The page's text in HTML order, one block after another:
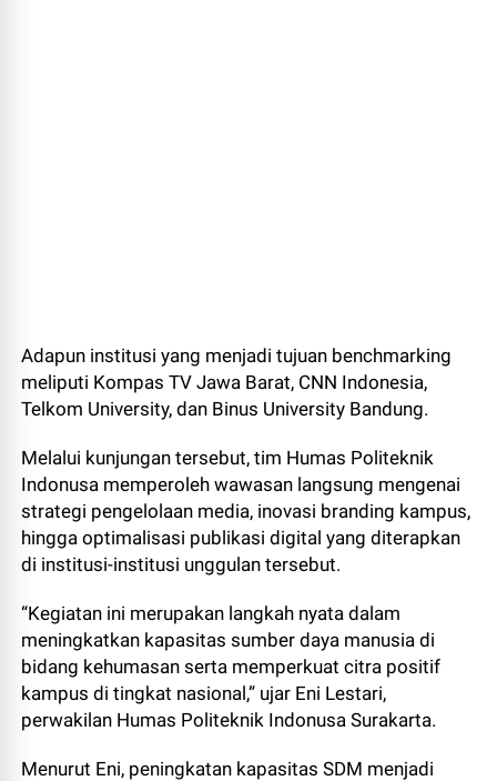
Adapun institusi yang menjadi tujuan benchmarking
meliputi Kompas TV Jawa Barat, CNN Indonesia,
Telkom University, dan Binus University Bandung.
Melalui kunjungan tersebut, tim Humas Politeknik
Indonusa memperoleh wawasan langsung mengenai
strategi pengelolaan media, inovasi branding kampus,
hingga optimalisasi publikasi digital yang diterapkan
di institusi-institusi unggulan tersebut.
“Kegiatan ini merupakan langkah nyata dalam
meningkatkan kapasitas sumber daya manusia di
bidang kehumasan serta memperkuat citra positif
kampus di tingkat nasional,” ujar Eni Lestari,
perwakilan Humas Politeknik Indonusa Surakarta.
Menurut Eni, peningkatan kapasitas SDM menjadi